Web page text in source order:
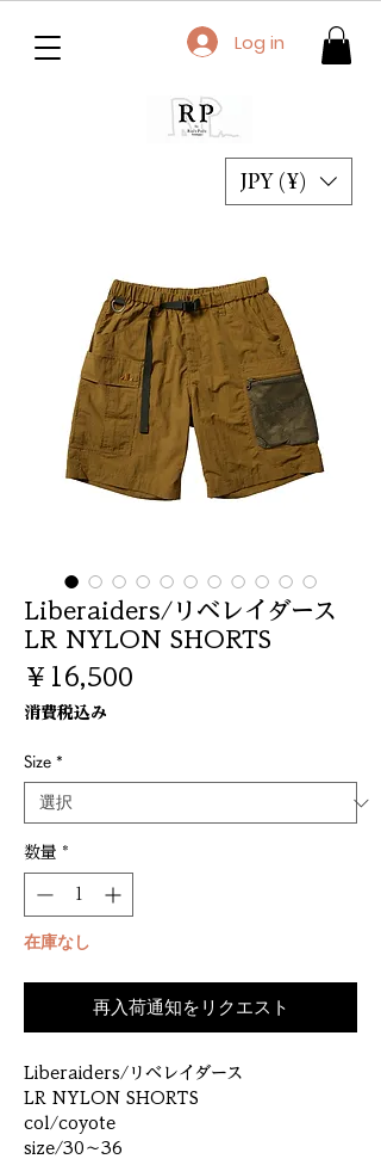
JPY (¥)
Log in
Liberaiders/リベレイダース
LR NYLON SHORTS
￥16,500
消費税込み
Size *
数量 *
在庫なし
再入荷通知をリクエスト
Liberaiders/リベレイダース
LR NYLON SHORTS
col/coyote
size/30～36